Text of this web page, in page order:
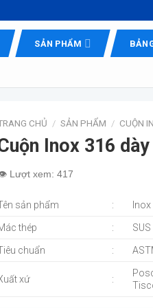
SẢN PHẨM
CHỦ / SẢN PHẨM / CUỘN
Inox 316
Lượt xem: 417
sản phẩm :
thép :
chuẩn :
xứ :